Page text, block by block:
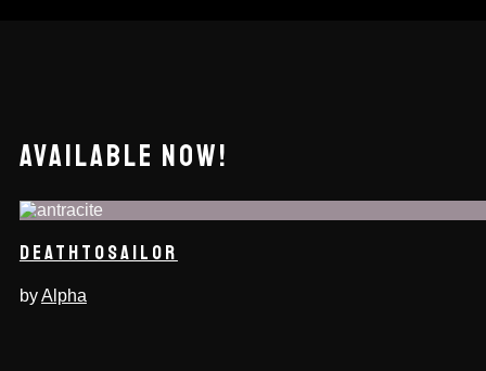
AVAILABLE NOW!
DEATHTOSAILOR
byAlpha